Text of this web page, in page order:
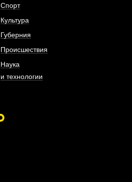
Спорт
Культура
Губерния
Происшествия
Наука
и технологии